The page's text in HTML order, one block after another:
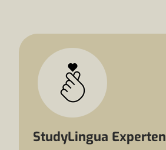
StudyLingua